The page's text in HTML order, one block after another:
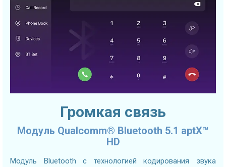
Громкая связь
Модуль Qualcomm® Bluetooth 5.1 aptX™
HD
Модуль Bluetooth с технологией кодирования звука